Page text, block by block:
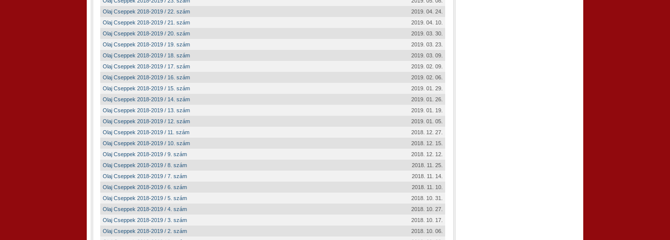
Olaj Cseppek 2018-2019 / 22. szám
2019. 04. 24.
Olaj Cseppek 2018-2019 / 21. szám
2019. 04. 10.
Olaj Cseppek 2018-2019 / 20. szám
2019. 03. 30.
Olaj Cseppek 2018-2019 / 19. szám
2019. 03. 23.
Olaj Cseppek 2018-2019 / 18. szám
2019. 03. 09.
Olaj Cseppek 2018-2019 / 17. szám
2019. 02. 09.
Olaj Cseppek 2018-2019 / 16. szám
2019. 02. 06.
Olaj Cseppek 2018-2019 / 15. szám
2019. 01. 29.
Olaj Cseppek 2018-2019 / 14. szám
2019. 01. 26.
Olaj Cseppek 2018-2019 / 13. szám
2019. 01. 19.
Olaj Cseppek 2018-2019 / 12. szám
2019. 01. 05.
Olaj Cseppek 2018-2019 / 11. szám
2018. 12. 27.
Olaj Cseppek 2018-2019 / 10. szám
2018. 12. 15.
Olaj Cseppek 2018-2019 / 9. szám
2018. 12. 12.
Olaj Cseppek 2018-2019 / 8. szám
2018. 11. 25.
Olaj Cseppek 2018-2019 / 7. szám
2018. 11. 14.
Olaj Cseppek 2018-2019 / 6. szám
2018. 11. 10.
Olaj Cseppek 2018-2019 / 5. szám
2018. 10. 31.
Olaj Cseppek 2018-2019 / 4. szám
2018. 10. 27.
Olaj Cseppek 2018-2019 / 3. szám
2018. 10. 17.
Olaj Cseppek 2018-2019 / 2. szám
2018. 10. 06.